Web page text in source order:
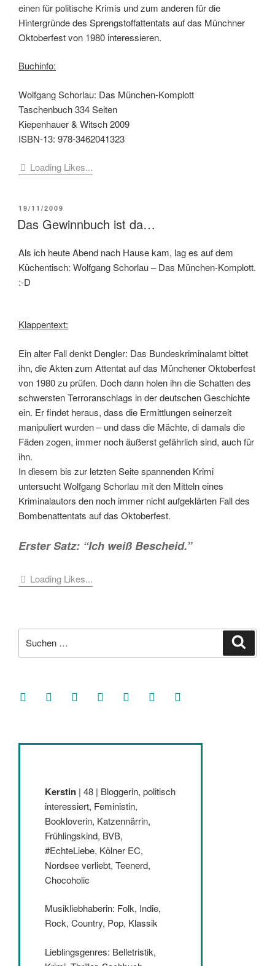
einen für politische Krimis und zum anderen für die
Hintergründe des Sprengstoffattentats auf das Münchner
Oktoberfest von 1980 interessieren.
Buchinfo:
Wolfgang Schorlau: Das München-Komplott
Taschenbuch 334 Seiten
Kiepenhauer & Witsch 2009
ISBN-13: 978-3462041323
Loading Likes...
VERÖFFENTLICHT
AM
19/11/2009
Das Gewinnbuch ist da…
Als ich heute Abend nach Hause kam, lag es auf dem
Küchentisch: Wolfgang Schorlau – Das München-Komplott.
:-D
Klappentext:
Ein alter Fall denkt Dengler: Das Bundeskriminalamt bittet
ihn, die Akten zum Attentat auf das Münchener Oktoberfest
von 1980 zu prüfen. Doch dann holen ihn die Schatten des
schwersten Terroranschlags in der deutschen Geschichte
ein. Er findet heraus, dass die Ermittlungen seinerzeit
manipuliert wurden – und dass die Mächte, di damals die
Fäden zogen, immer noch äußerst gefährlich sind, auch für
ihn.
In diesem bis zur letzten Seite spannenden Krimi
untersucht Wolfgang Schorlau mit den Mitteln eines
Kriminalautors den noch immer nicht aufgeklärten Fall des
Bombenattentats auf das Oktoberfest.
Erster Satz: “Ich weiß Bescheid.”
Loading Likes...
nach:
facebooksoundcloud
twitter mastodoninstagramthreads goodreads
Kerstin | 48 | Bloggerin, politisch
interessiert, Feministin,
Bookloverin, Katzennärrin,
Frühlingskind, BVB,
#EchteLiebe, Kölner EC,
Nordsee verliebt, Teenerd,
Chocoholic
Musikliebhaberin: Folk, Indie,
Rock, Country, Pop, Klassik
Lieblingsgenres: Belletristik,